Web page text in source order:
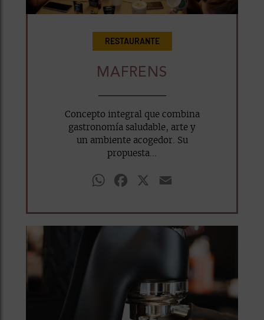
RESTAURANTE
MAFRENS
Concepto integral que combina
gastronomía saludable, arte y
un ambiente acogedor. Su
propuesta...
WhatsAppFacebook